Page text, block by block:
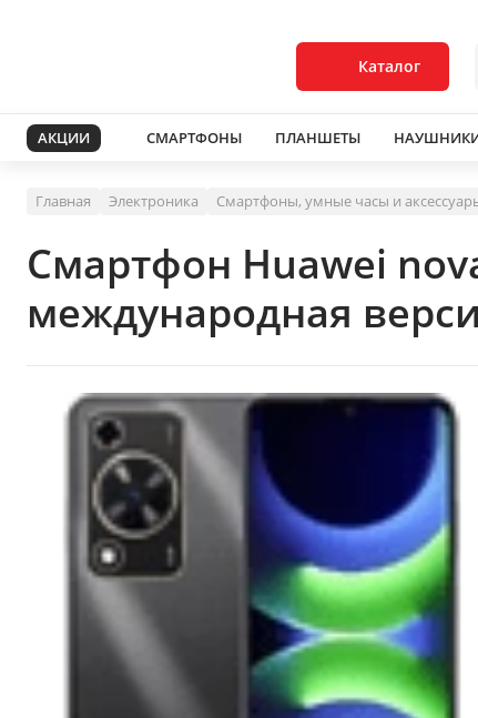
Каталог
АКЦИИ СМАРТФОНЫ ПЛАНШЕТЫ
Главная Электроника Смартфоны, умные часы и
Смартфон Huawei
международная